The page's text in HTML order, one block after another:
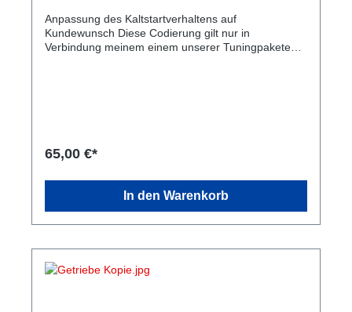
Anpassung des Kaltstartverhaltens auf
Kundewunsch Diese Codierung gilt nur in
Verbindung meinem einem unserer Tuningpakete
65,00 €*
In den Warenkorb